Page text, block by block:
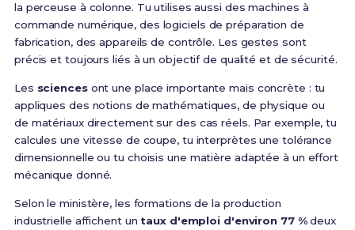
la perceuse à colonne. Tu utilises aussi des machines à
commande numérique, des logiciels de préparation de
fabrication, des appareils de contrôle. Les gestes sont
précis et toujours liés à un objectif de qualité et de sécurité.
Les sciencesont une place importante mais concrète : tu
appliques des notions de mathématiques, de physique ou
de matériaux directement sur des cas réels. Par exemple, tu
calcules une vitesse de coupe, tu interprètes une tolérance
dimensionnelle ou tu choisis une matière adaptée à un effort
mécanique donné.
Selon le ministère, les formations de la production
industrielle affichent untaux d'emploi d'environ 77 %deux